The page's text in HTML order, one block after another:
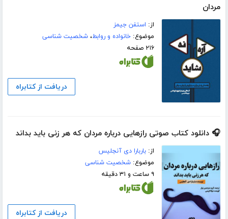
مردان
از: استفن جیمز
موضوع:خانواده و روابط،شخصیت شناسی
۲۱۶ صفحه
دریافت از کتابراه
🎧 دانلود کتاب صوتی رازهایی درباره مردان که هر زنی باید بداند
از:باربارا دی آنجلیس
موضوع:شخصیت شناسی
۹ ساعت و ۳۱ دقیقه
دریافت از کتابراه